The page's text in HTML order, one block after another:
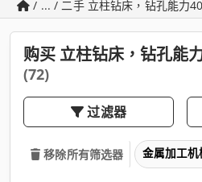
/ ... / 二手 立柱钻床，钻孔能力
购买 立柱钻床，钻孔能
(72)
过滤器
移除所有筛选器 金属加工